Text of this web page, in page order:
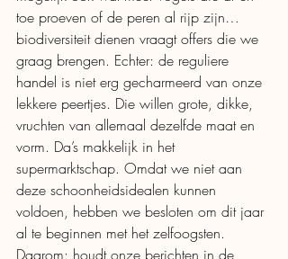
toe proeven of de peren al rijp zijn…
biodiversiteit dienen vraagt offers die we
graag brengen. Echter: de reguliere
handel is niet erg gecharmeerd van onze
lekkere peertjes. Die willen grote, dikke,
vruchten van allemaal dezelfde maat en
vorm. Da’s makkelijk in het
supermarktschap. Omdat we niet aan
deze schoonheidsidealen kunnen
voldoen, hebben we besloten om dit jaar
al te beginnen met het zelfoogsten.
Daarom: houdt onze berichten in de